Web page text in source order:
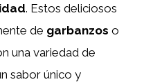
. Estos deliciosos
de garbanzos o
una variedad de
sabor único y